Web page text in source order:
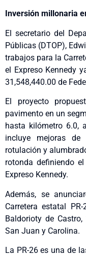
Inversión millonaria
El secretario del
Públicas (DTOP),
trabajos para la
el Expreso Kennedy
31,548,440.00 de
El proyecto
pavimento en un
hasta kilómetro 6.0,
incluye mejoras de
rotulación y
rotonda definiendo
Expreso Kennedy.
Además, se
Carretera estatal
Baldorioty de
San Juan y Carolina.
La PR-26 es una de